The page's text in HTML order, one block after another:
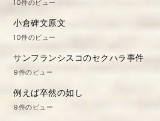
10件のビュー
小倉碑文原文
10件のビュー
サンフランシスコのセクハラ事件
9件のビュー
例えば卒然の如し
9件のビュー